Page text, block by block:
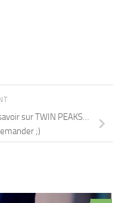
sur TWIN PEAKS…
;)